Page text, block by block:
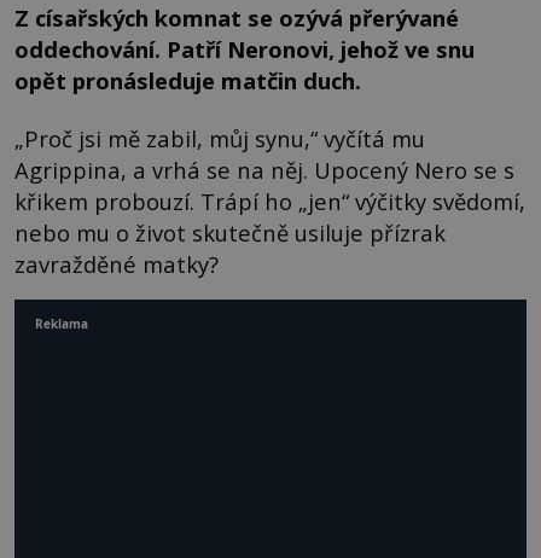
Z císařských komnat se ozývá přerývané
oddechování. Patří Neronovi, jehož ve snu
opět pronásleduje matčin duch.
„Proč jsi mě zabil, můj synu,“ vyčítá mu
Agrippina, a vrhá se na něj. Upocený Nero se s
křikem probouzí. Trápí ho „jen“ výčitky svědomí,
nebo mu o život skutečně usiluje přízrak
zavražděné matky?
Reklama